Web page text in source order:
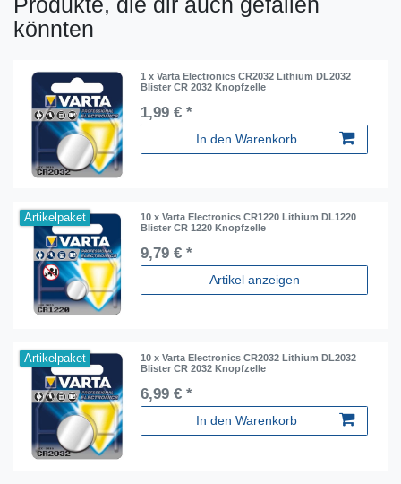
könnten
1 x Varta Electronics CR2032 Lithium DL2032
Blister CR 2032 Knopfzelle
1,99 € *
In den Warenkorb
Artikelpaket
10 x Varta Electronics CR1220 Lithium DL1220
Blister CR 1220 Knopfzelle
9,79 € *
Artikel anzeigen
Artikelpaket
10 x Varta Electronics CR2032 Lithium DL2032
Blister CR 2032 Knopfzelle
6,99 € *
In den Warenkorb